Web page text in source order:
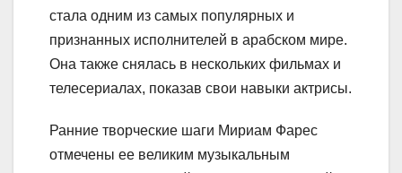
стала одним из самых популярных и
признанных исполнителей в арабском мире.
Она также снялась в нескольких фильмах и
телесериалах, показав свои навыки актрисы.
Ранние творческие шаги Мириам Фарес
отмечены ее великим музыкальным